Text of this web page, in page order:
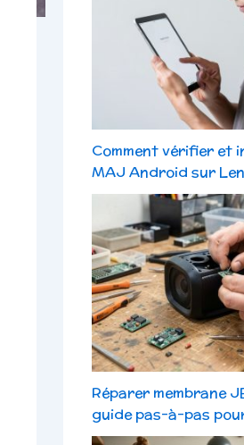
Comment vérifier et
MAJ Android sur
Réparer membrane
guide pas-à-pas